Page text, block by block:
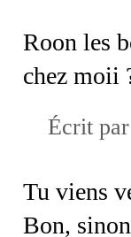
Roon les
chez moii
Écrit
Tu viens
Bon,